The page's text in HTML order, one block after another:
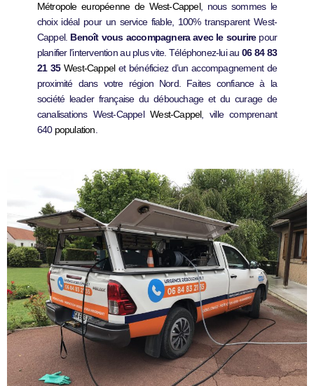
Métropole européenne de West-Cappel, nous sommes le
choix idéal pour un service fiable, 100% transparent West-
Cappel. Benoît vous accompagnera avec le sourirepour
planifier l’intervention au plus vite. Téléphonez-lui au06 84 83
21 35 West-Cappelet bénéficiez d’un accompagnement de
proximité dans votre région Nord. Faites confiance à la
société leader française du débouchage et du curage de
canalisations West-CappelWest-Cappel, ville comprenant
640 population